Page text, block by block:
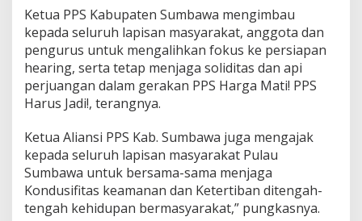
Ketua PPS Kabupaten Sumbawa mengimbau
kepada seluruh lapisan masyarakat, anggota dan
pengurus untuk mengalihkan fokus ke persiapan
hearing, serta tetap menjaga soliditas dan api
perjuangan dalam gerakan PPS Harga Mati! PPS
Harus Jadi!, terangnya.
Ketua Aliansi PPS Kab. Sumbawa juga mengajak
kepada seluruh lapisan masyarakat Pulau
Sumbawa untuk bersama-sama menjaga
Kondusifitas keamanan dan Ketertiban ditengah-
tengah kehidupan bermasyarakat,” pungkasnya.